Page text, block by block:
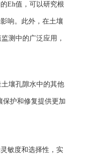
Eh值，可以研究根
响。此外，在土壤
监测中的广泛应用，
壤孔隙水中的其他
保护和修复提供更加
敏度和选择性，实